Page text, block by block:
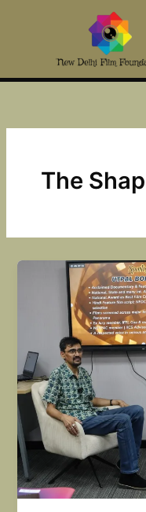
The